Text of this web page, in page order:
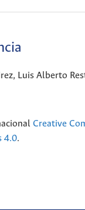
Luis Alberto
Creative
4.0.